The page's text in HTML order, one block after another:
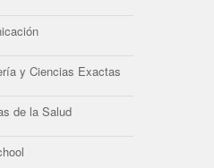
y Ciencias Exactas
de la Salud